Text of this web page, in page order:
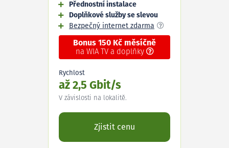
Přednostní instalace
Doplňkové služby se slevou
Bezpečný internet zdarma
Bonus 150 Kč měsíčně
na WIA TV a doplňky
Rychlost
až 2,5 Gbit/s
V závislosti na lokalitě.
Zjistit cenu